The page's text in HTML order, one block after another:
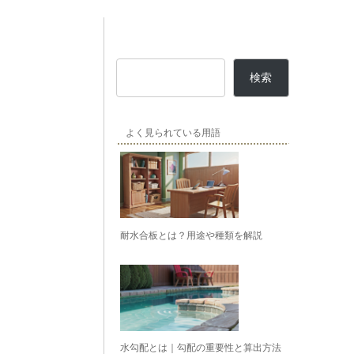
検索
よく見られている用語
耐水合板とは？用途や種類を解説
水勾配とは｜勾配の重要性と算出方法